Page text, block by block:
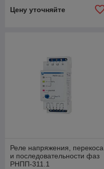
Цену уточняйте
Реле напряжения, перекоса
и последовательности фаз
РНПП-311.1